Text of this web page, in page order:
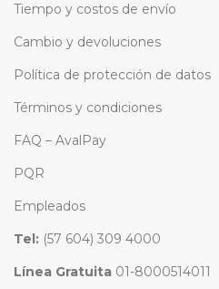
Tiempo y costos de envío
Cambio y devoluciones
Política de protección de datos
Términos y condiciones
FAQ – AvalPay
PQR
Empleados
Tel: (57 604) 309 4000
Línea Gratuita 01-8000514011